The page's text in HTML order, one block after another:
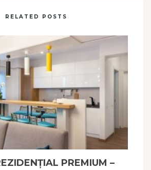
RELATED POSTS
PREMIUM –